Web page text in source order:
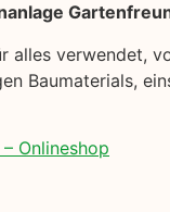
verwendet,
Baumaterials,
Onlineshop